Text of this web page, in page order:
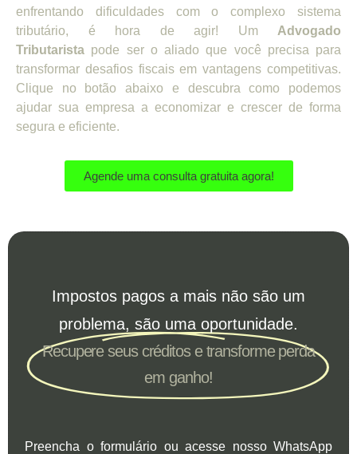
enfrentando dificuldades com o complexo sistema
tributário, é hora de agir! Um Advogado
Tributarista pode ser o aliado que você precisa para
transformar desafios fiscais em vantagens competitivas.
Clique no botão abaixo e descubra como podemos
ajudar sua empresa a economizar e crescer de forma
segura e eficiente.
Agende uma consulta gratuita agora!
Impostos pagos a mais não são um
problema, são uma oportunidade.
Recupere seus créditos e transforme perda
em ganho!
Preencha o formulário ou acesse nosso WhatsApp